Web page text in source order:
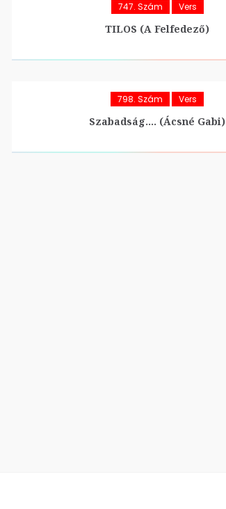
747. Szám Vers
TILOS (A Felfedező)
798. Szám Vers
Szabadság…. (Ácsné Gabi)